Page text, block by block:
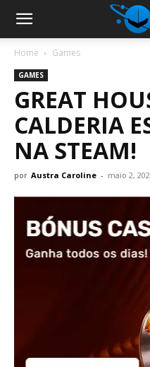
Home Games
GAMES
GREAT
CALDERIA
NA STEAM!
por Austra Caroline - maio 2,